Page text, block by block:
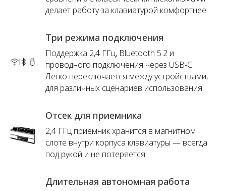
делает работу за клавиатурой комфортнее.
Три режима подключения
Поддержка 2,4 ГГц, Bluetooth 5.2 и
проводного подключения через USB-C.
Легко переключается между устройствами,
для различных сценариев использования.
Отсек для приемника
2,4 ГГц приёмник хранится в магнитном
слоте внутри корпуса клавиатуры — всегда
под рукой и не потеряется.
Длительная автономная работа